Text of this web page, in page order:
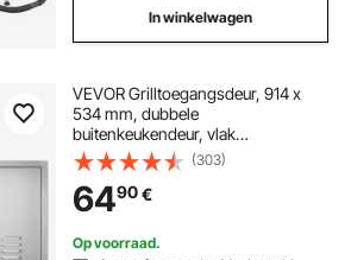
In winkelwagen
VEVOR Grilltoegangsdeur, 914 x
534 mm, dubbele
buitenkeukendeur, vlak
gemonteerde roestvrijstalen deur,
verticale wanddeur met
handgrepen en
ventilatieopeningen, voor grill-
eiland, grillstation, buitenkast
(303)
6490€
Op voorraad.